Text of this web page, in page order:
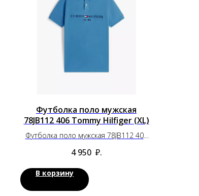
Футболка поло мужская
78JB112 406 Tommy Hilfiger (XL)
Футболка поло мужская 78JB112 406
4 950 ₽.
В корзину